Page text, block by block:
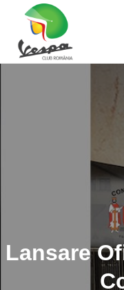
Lansare